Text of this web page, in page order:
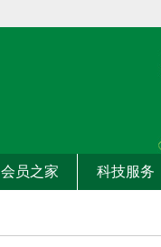
会员之家 科技服务